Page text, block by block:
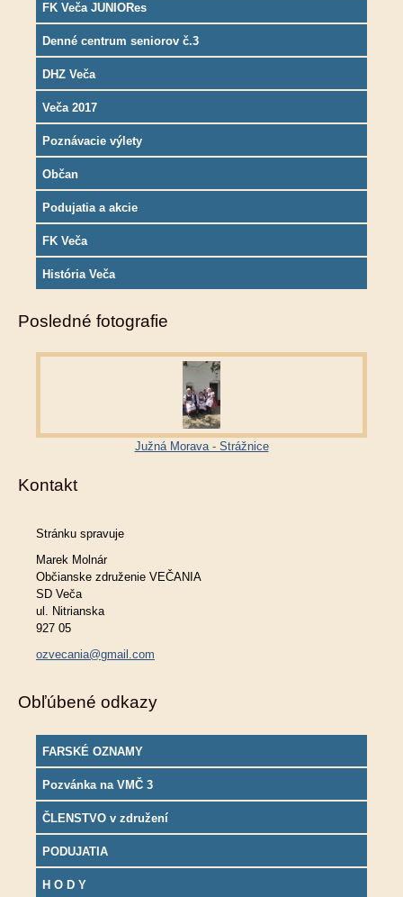
FK Veča JUNIORes
Denné centrum seniorov č.3
DHZ Veča
Veča 2017
Poznávacie výlety
Občan
Podujatia a akcie
FK Veča
História Veča
Posledné fotografie
Južná Morava - Strážnice
Kontakt
Stránku spravuje
Marek Molnár
Občianske združenie VEČANIA
SD Veča
ul. Nitrianska
927 05
ozvecania@gmail.com
Obľúbené odkazy
FARSKÉ OZNAMY
Pozvánka na VMČ 3
ČLENSTVO v združení
PODUJATIA
H O D Y